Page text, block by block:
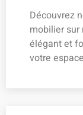
Découvrez
mobilier sur
élégant et
votre